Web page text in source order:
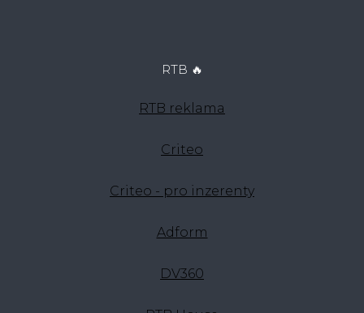
RTB 🔥
RTB reklama
Criteo
Criteo - pro inzerenty
Adform
DV360